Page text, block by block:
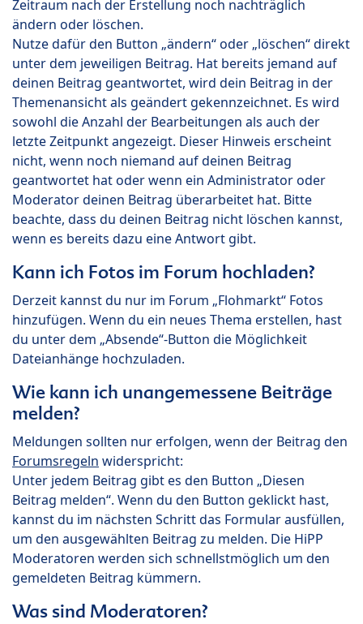
Zeitraum nach der Erstellung noch nachträglich
ändern oder löschen.
Nutze dafür den Button „ändern“ oder „löschen“ direkt
unter dem jeweiligen Beitrag. Hat bereits jemand auf
deinen Beitrag geantwortet, wird dein Beitrag in der
Themenansicht als geändert gekennzeichnet. Es wird
sowohl die Anzahl der Bearbeitungen als auch der
letzte Zeitpunkt angezeigt. Dieser Hinweis erscheint
nicht, wenn noch niemand auf deinen Beitrag
geantwortet hat oder wenn ein Administrator oder
Moderator deinen Beitrag überarbeitet hat. Bitte
beachte, dass du deinen Beitrag nicht löschen kannst,
wenn es bereits dazu eine Antwort gibt.
Kann ich Fotos im Forum hochladen?
Derzeit kannst du nur im Forum „Flohmarkt“ Fotos
hinzufügen. Wenn du ein neues Thema erstellen, hast
du unter dem „Absende“-Button die Möglichkeit
Dateianhänge hochzuladen.
Wie kann ich unangemessene Beiträge
melden?
Meldungen sollten nur erfolgen, wenn der Beitrag den
Forumsregeln widerspricht:
Unter jedem Beitrag gibt es den Button „Diesen
Beitrag melden“. Wenn du den Button geklickt hast,
kannst du im nächsten Schritt das Formular ausfüllen,
um den ausgewählten Beitrag zu melden. Die HiPP
Moderatoren werden sich schnellstmöglich um den
gemeldeten Beitrag kümmern.
Was sind Moderatoren?